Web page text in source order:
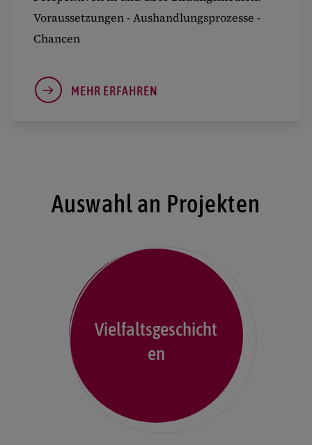
Voraussetzungen - Aushandlungsprozesse -
Chancen
MEHR ERFAHREN
Auswahl an Projekten
Vielfaltsgeschicht
en